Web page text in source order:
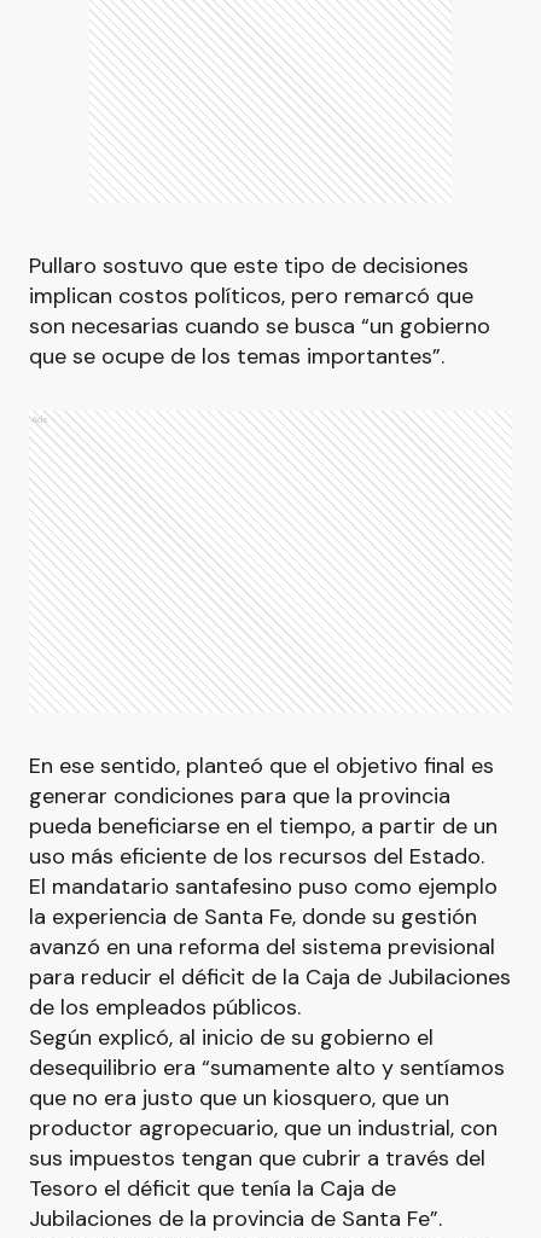
Pullaro sostuvo que este tipo de decisiones
implican costos políticos, pero remarcó que
son necesarias cuando se busca “un gobierno
que se ocupe de los temas importantes”.
Ads
En ese sentido, planteó que el objetivo final es
generar condiciones para que la provincia
pueda beneficiarse en el tiempo, a partir de un
uso más eficiente de los recursos del Estado.
El mandatario santafesino puso como ejemplo
la experiencia de Santa Fe, donde su gestión
avanzó en una reforma del sistema previsional
para reducir el déficit de la Caja de Jubilaciones
de los empleados públicos.
Según explicó, al inicio de su gobierno el
desequilibrio era “sumamente alto y sentíamos
que no era justo que un kiosquero, que un
productor agropecuario, que un industrial, con
sus impuestos tengan que cubrir a través del
Tesoro el déficit que tenía la Caja de
Jubilaciones de la provincia de Santa Fe”.